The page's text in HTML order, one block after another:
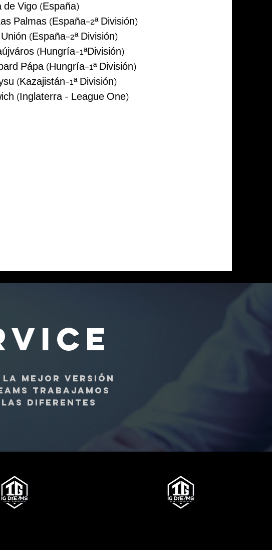
de Vigo (España)
Palmas (España–2ª División)
(España–2ª División)
(Hungría–1ªDivisión)
Pápa (Hungría–1ª División)
(Kazajistán–1ª División)
(Inglaterra - League One)
mejor versión
trabajamos
diferentes